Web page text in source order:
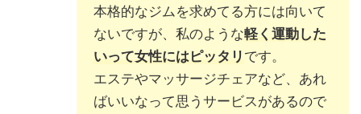
本格的なジムを求めてる方には向いて
ないですが、私のような軽く運動した
いって女性にはピッタリ です。
エステやマッサージチェアなど、あれ
ばいいなって思うサービスがあるので